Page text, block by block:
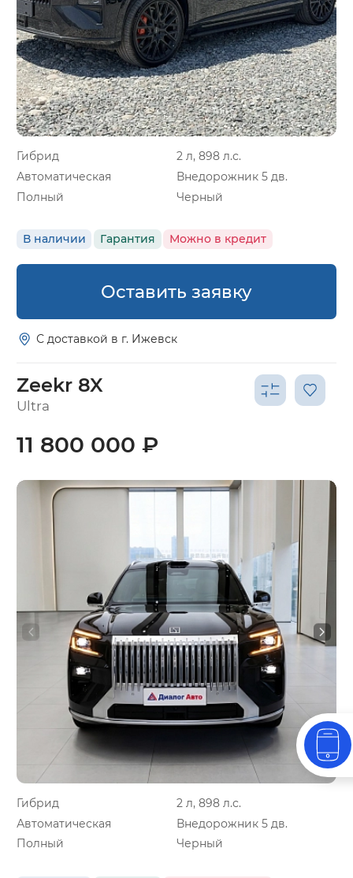
Гибрид
2 л, 898 л.с.
Автоматическая
Внедорожник 5 дв.
Полный
Черный
В наличии Гарантия Можно в кредит
Оставить заявку
С доставкой в г. Ижевск
Zeekr 8X
Ultra
Гибрид
2 л, 898 л.с.
Автоматическая
Внедорожник 5 дв.
Полный
Черный
11 800 000 ₽